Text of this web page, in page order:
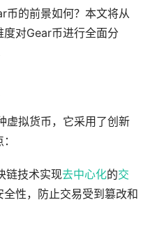
币的前景如何？本文将从
对Gear币进行全面分
虚拟货币，它采用了创新
链技术实现去中心化的交
性，防止交易受到篡改和